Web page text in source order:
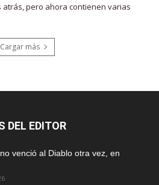
pero ahora contienen varias
Cargar más
DEL EDITOR
venció al Diablo otra vez, en